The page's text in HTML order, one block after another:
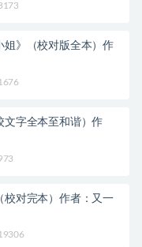
姐》（校对版全本）作
文字全本至和谐）作
校对完本）作者：又一